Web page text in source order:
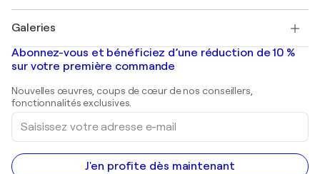
Banksy
Mr. Brainwash
Shepard Fairey
Tableaux abstraits à vendre
Peintures de paysage
Estampes
Peintures acryliques
Galeries
Galeries d'art en France
Galeries d'art en Belgique
Abonnez-vous et bénéficiez d’une réduction de 10 %
sur votre première commande
Nouvelles œuvres, coups de cœur de nos conseillers,
fonctionnalités exclusives.
Saisissez
votre
adresse
e-
mail
J'en profite dès maintenant